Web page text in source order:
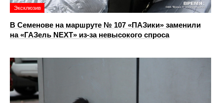
Эксклюзив
В Семенове на маршруте № 107 «ПАЗики» заменили
на «ГАЗель NEXT» из‑за невысокого спроса